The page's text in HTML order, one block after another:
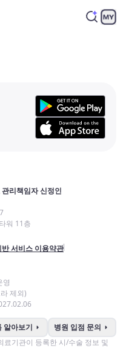
리책임자 신정인
워 11층
서비스 이용약관
영
제외)
알아보기 arrow_right 병원 입점 문의 arrow_right
기관이 등록한 시/수술 정보 및